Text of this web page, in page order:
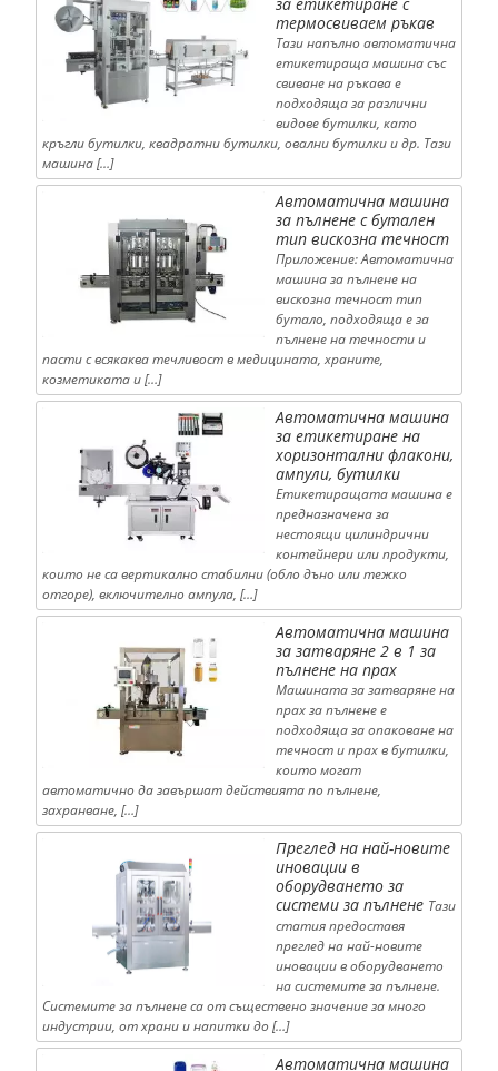
термосвиваем ръкав
Тази напълно автоматична
етикетираща машина със
свиване на ръкава е
подходяща за различни
видове бутилки, като
кръгли бутилки, квадратни бутилки, овални бутилки и др. Тази
машина […]
Автоматична машина
за пълнене с бутален
тип вискозна течност
Приложение: Автоматична
машина за пълнене на
вискозна течност тип
бутало, подходяща е за
пълнене на течности и
пасти с всякаква течливост в медицината, храните,
козметиката и […]
Автоматична машина
за етикетиране на
хоризонтални флакони,
ампули, бутилки
Етикетиращата машина е
предназначена за
нестоящи цилиндрични
контейнери или продукти,
които не са вертикално стабилни (обло дъно или тежко
отгоре), включително ампула, […]
Автоматична машина
за затваряне 2 в 1 за
пълнене на прах
Машината за затваряне на
прах за пълнене е
подходяща за опаковане на
течност и прах в бутилки,
които могат
автоматично да завършат действията по пълнене,
захранване, […]
Преглед на най-новите
иновации в
оборудването за
системи за пълнене Тази
статия предоставя
преглед на най-новите
иновации в оборудването
на системите за пълнене.
Системите за пълнене са от съществено значение за много
индустрии, от храни и напитки до […]
Автоматична машина